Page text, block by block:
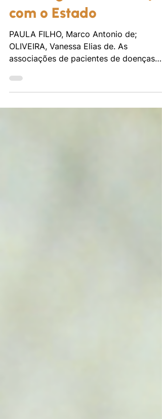
estratégias de interação
com o Estado
PAULA FILHO, Marco Antonio de;
associações de pacientes de doenças
raras na garantia do direito à saúde:
estratégias de interação com o Estado.